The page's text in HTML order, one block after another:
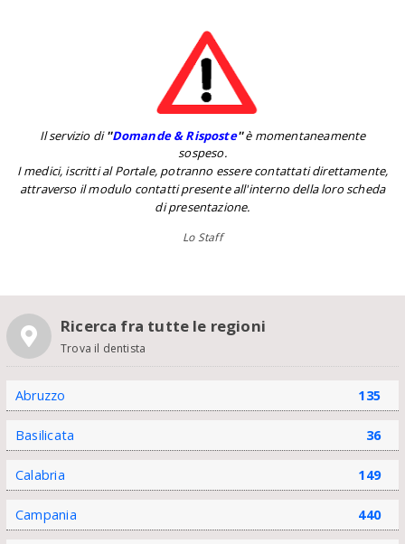
Il servizio di''Domande & Risposte''è momentaneamente
sospeso.
I medici, iscritti al Portale, potranno essere contattati direttamente,
attraverso il modulo contatti presente all'interno della loro scheda
di presentazione.
Lo Staff
Ricerca fra tutte le regioni
Trova il dentista
Abruzzo 135
Basilicata 36
Calabria 149
Campania 440